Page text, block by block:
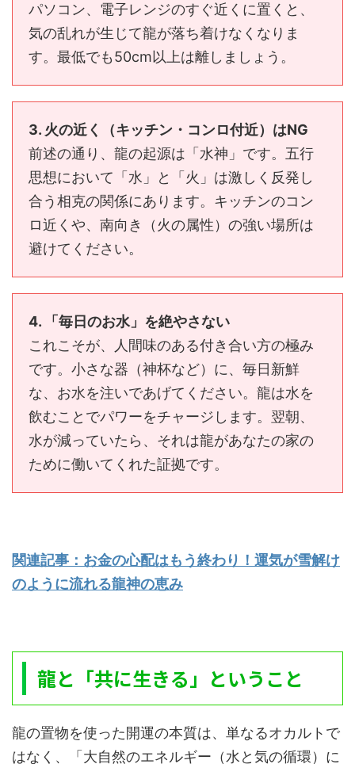
パソコン、電子レンジのすぐ近くに置くと、
気の乱れが生じて龍が落ち着けなくなりま
す。最低でも50cm以上は離しましょう。
3. 火の近く（キッチン・コンロ付近）はNG
前述の通り、龍の起源は「水神」です。五行
思想において「水」と「火」は激しく反発し
合う相克の関係にあります。キッチンのコン
ロ近くや、南向き（火の属性）の強い場所は
避けてください。
4. 「毎日のお水」を絶やさない
これこそが、人間味のある付き合い方の極み
です。小さな器（神杯など）に、毎日新鮮
な、お水を注いであげてください。龍は水を
飲むことでパワーをチャージします。翌朝、
水が減っていたら、それは龍があなたの家の
ために働いてくれた証拠です。
関連記事：お金の心配はもう終わり！運気が雪解け
のように流れる龍神の恵み
龍と「共に生きる」ということ
龍の置物を使った開運の本質は、単なるオカルトで
はなく、「大自然のエネルギー（水と気の循環）に